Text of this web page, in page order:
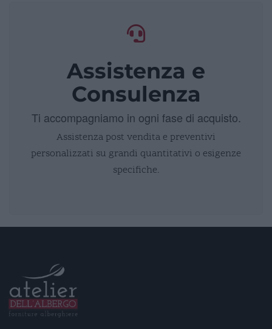
Assistenza e
Consulenza
Ti accompagniamo in ogni fase di acquisto.
Assistenza post vendita e preventivi
personalizzati su grandi quantitativi o esigenze
specifiche.